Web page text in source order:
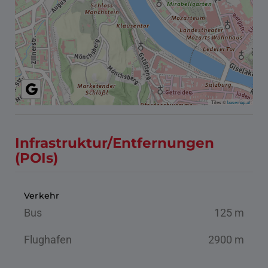
Tiles ©basemap.at
Infrastruktur/Entfernungen
(POIs)
Verkehr
Bus 125 m
Flughafen 2900 m